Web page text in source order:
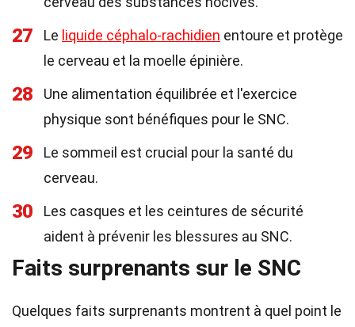
27 Le liquide céphalo-rachidien entoure et protège
le cerveau et la moelle épinière.
28
Une alimentation équilibrée et l'exercice
physique sont bénéfiques pour le SNC.
29
Le sommeil est crucial pour la santé du
cerveau.
30
Les casques et les ceintures de sécurité
aident à prévenir les blessures au SNC.
Faits surprenants sur le SNC
Quelques faits surprenants montrent à quel point le